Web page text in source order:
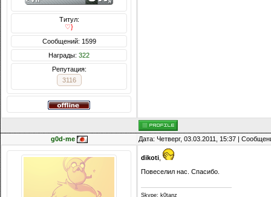
Титул:
♡}
Сообщений: 1599
Награды: 322
Репутация:
3116
g0d-me Дата: Четверг, 03.03.2011, 15:37 |
dikoti
Повеселил нас. Спасибо.
Skype: k0tanz